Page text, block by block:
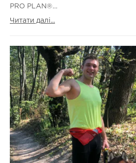
PRO PLAN®…
Читати далі...